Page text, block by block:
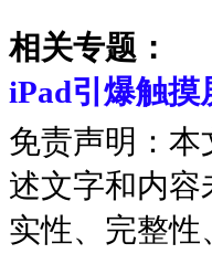
相关专题：
iPad引爆触摸
免责声明：
述文字和内
实性、完整